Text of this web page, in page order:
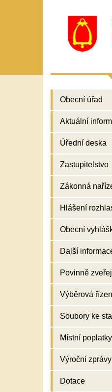
Obecní úřad
Aktuální
Úřední deska
Zastupitelstvo
Zákonná
Hlášení
Obecní
Další
Povinně
Výběrová
Soubory ke
Místní poplatky
Výroční zprávy
Dotace